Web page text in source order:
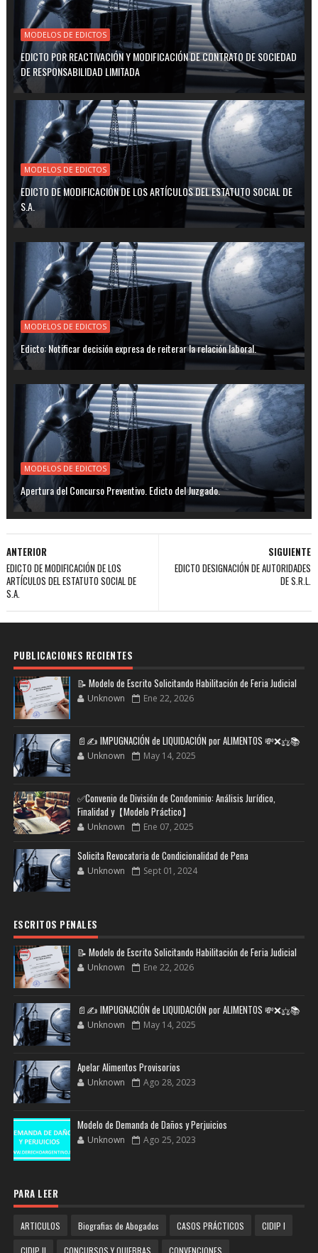
MODELOS DE EDICTOS
EDICTO POR REACTIVACIÓN Y MODIFICACIÓN DE CONTRATO DE SOCIEDAD
DE RESPONSABILIDAD LIMITADA
MODELOS DE EDICTOS
EDICTO DE MODIFICACIÓN DE LOS ARTÍCULOS DEL ESTATUTO SOCIAL DE
S.A.
MODELOS DE EDICTOS
Edicto: Notificar decisión expresa de reiterar la relación laboral.
MODELOS DE EDICTOS
Apertura del Concurso Preventivo. Edicto del Juzgado.
SIGUIENTE
EDICTO DESIGNACIÓN DE AUTORIDADES
DE S.R.L.
ANTERIOR
EDICTO DE MODIFICACIÓN DE LOS
ARTÍCULOS DEL ESTATUTO SOCIAL DE
S.A.
PUBLICACIONES RECIENTES
📝 Modelo de Escrito Solicitando Habilitación de Feria Judicial
Unknown Ene 22, 2026
📄✍️ IMPUGNACIÓN de LIQUIDACIÓN por ALIMENTOS 💸❌⚖️📚
Unknown May 14, 2025
✅Convenio de División de Condominio: Análisis Jurídico,
Finalidad y【Modelo Práctico】
Unknown Ene 07, 2025
Solicita Revocatoria de Condicionalidad de Pena
Unknown Sept 01, 2024
ESCRITOS PENALES
📝 Modelo de Escrito Solicitando Habilitación de Feria Judicial
Unknown Ene 22, 2026
📄✍️ IMPUGNACIÓN de LIQUIDACIÓN por ALIMENTOS 💸❌⚖️📚
Unknown May 14, 2025
Apelar Alimentos Provisorios
Unknown Ago 28, 2023
Modelo de Demanda de Daños y Perjuicios
Unknown Ago 25, 2023
PARA LEER
ARTICULOS Biografias de Abogados CASOS PRÁCTICOS CIDIP I